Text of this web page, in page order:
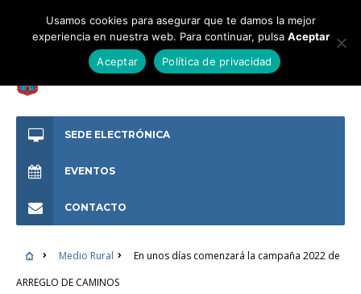
SEDE ELECTRÓNICA
EVENTOS
CONTACTO
Medio Rural
En unos días comenzará la campaña 2022 de
ARREGLO DE CAMINOS
Usamos cookies para asegurar que te damos la mejor
experiencia en nuestra web. Para continuar, pulsa Aceptar
Aceptar
Política de privacidad